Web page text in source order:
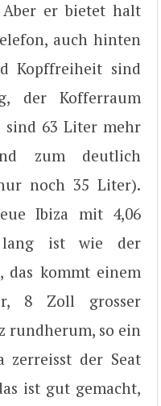
Aber er bietet halt
auch hinten
Kopffreiheit sind
der Kofferraum
sind 63 Liter mehr
zum deutlich
noch 35 Liter).
Ibiza mit 4,06
lang ist wie der
das kommt einem
8 Zoll grosser
rundherum, so ein
zerreisst der Seat
ist gut gemacht,